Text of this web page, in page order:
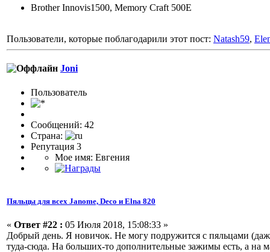
Brother Innovis1500, Memory Craft 500E
Пользователи, которые поблагодарили этот пост: Natash59,
Joni
Пользоватeль
Сообщений: 42
Страна:
Репутация 3
Мое имя: Евгения
Пяльцы для всех Janome, Deco и Elna 820
« Ответ #22 : 05 Июля 2018, 15:08:33 »
Добрый день. Я новичок. Не могу подружится с пяльцами
туда-сюда. На больших-то дополнительные зажимы есть, а на